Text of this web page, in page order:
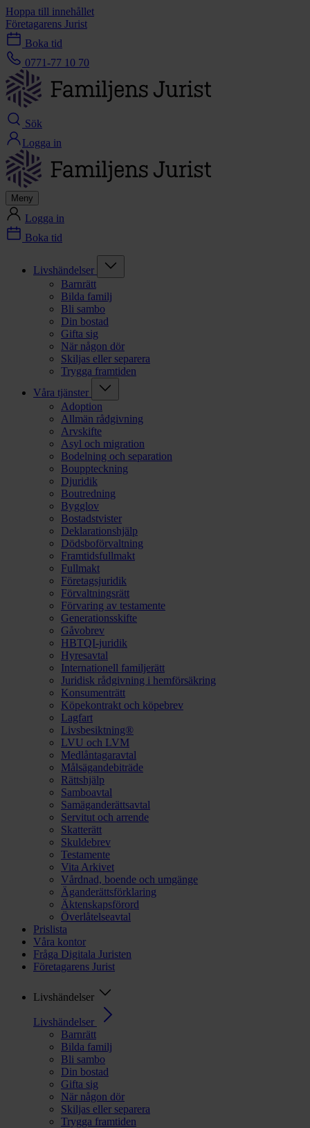
Hoppa till innehållet
Företagarens Jurist
Boka tid
0771-77 10 70
Sök
Logga in
Meny
Logga in
Boka tid
Livshändelser
Barnrätt
Bilda familj
Bli sambo
Din bostad
Gifta sig
När någon dör
Skiljas eller separera
Trygga framtiden
Våra tjänster
Adoption
Allmän rådgivning
Arvskifte
Asyl och migration
Bodelning och separation
Bouppteckning
Djuridik
Boutredning
Bygglov
Bostadstvister
Deklarationshjälp
Dödsboförvaltning
Framtidsfullmakt
Fullmakt
Företagsjuridik
Förvaltningsrätt
Förvaring av testamente
Generationsskifte
Gåvobrev
HBTQI-juridik
Hyresavtal
Internationell familjerätt
Juridisk rådgivning i hemförsäkring
Konsumenträtt
Köpekontrakt och köpebrev
Lagfart
Livsbesiktning®
LVU och LVM
Medlåntagaravtal
Målsägandebiträde
Rättshjälp
Samboavtal
Samäganderättsavtal
Servitut och arrende
Skatterätt
Skuldebrev
Testamente
Vita Arkivet
Vårdnad, boende och umgänge
Äganderättsförklaring
Äktenskapsförord
Överlåtelseavtal
Prislista
Våra kontor
Fråga Digitala Juristen
Företagarens Jurist
Livshändelser
Livshändelser
Barnrätt
Bilda familj
Bli sambo
Din bostad
Gifta sig
När någon dör
Skiljas eller separera
Trygga framtiden